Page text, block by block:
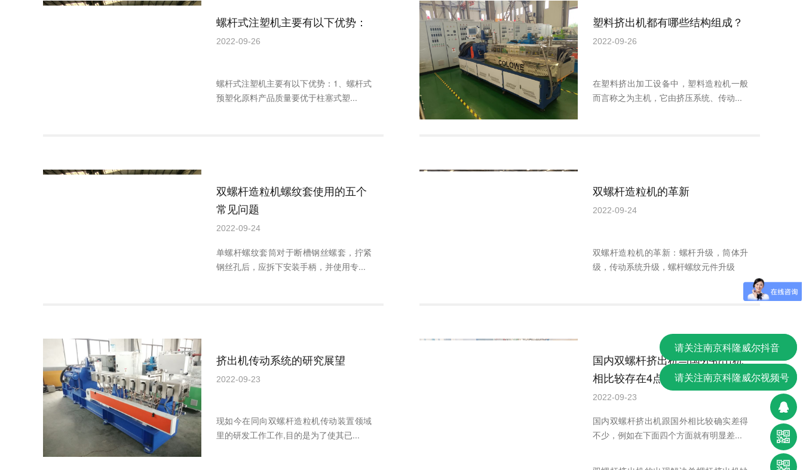
螺杆式注塑机主要有以下优势：
2022-09-26
螺杆式注塑机主要有以下优势：1、螺杆式
预塑化原料产品质量要优于柱塞式塑...
塑料挤出机都有哪些结构组成？
2022-09-26
在塑料挤出加工设备中，塑料造粒机一般
而言称之为主机，它由挤压系统、传动...
双螺杆造粒机螺纹套使用的五个
常见问题
2022-09-24
单螺杆螺纹套筒对于断槽钢丝螺套，拧紧
钢丝孔后，应拆下安装手柄，并使用专...
双螺杆造粒机的革新
2022-09-24
双螺杆造粒机的革新：螺杆升级，筒体升
级，传动系统升级，螺杆螺纹元件升级
挤出机传动系统的研究展望
2022-09-23
现如今在同向双螺杆造粒机传动装置领域
里的研发工作工作,目的是为了使其已...
国内双螺杆挤出机与国外挤出机
相比较存在4点非常明显差别
2022-09-23
国内双螺杆挤出机跟国外相比较确实差得
不少，例如在下面四个方面就有明显差...
请关注南京科隆威尔抖音
请关注南京科隆威尔视频号